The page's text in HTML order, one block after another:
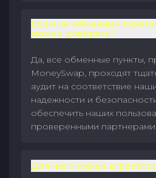
Всем ли обменным
можно доверять?
Да, все обменные пункты,
MoneySwap, проходят
аудит на соответствие
надежности и
обеспечить наших
проверенными
Для чего нужен